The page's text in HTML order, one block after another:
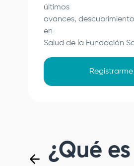
últimos
avances,
en
Salud de la Fundación
Registrarme
¿Qué